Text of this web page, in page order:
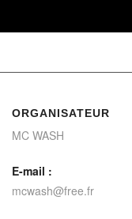
ORGANISATEUR
MC WASH
E-mail :
mcwash@free.fr